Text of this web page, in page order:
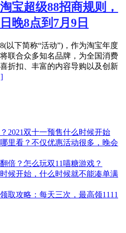
宝超级88招商规则，
晚8点到7月9日
以下简称“活动”)，作为淘宝年度
联合众多知名品牌，为全国消费
折扣、丰富的内容导购以及创新
2021双十一预售什么时候开始
里看？不仅优惠活动很多，晚会
倍？怎么玩双11喵糖游戏？
候开始，什么时候就不能凑单满
取攻略：每天三次，最高领1111